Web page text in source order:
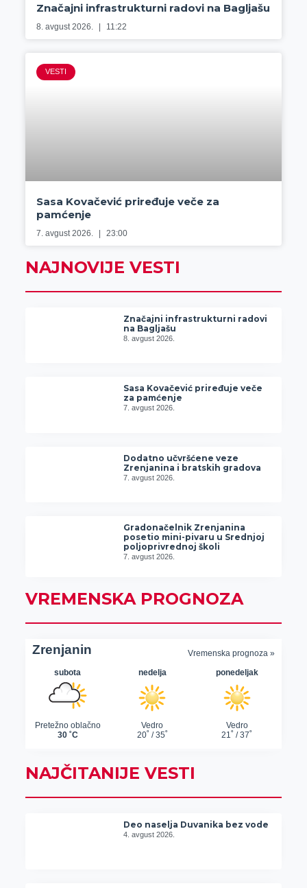
Značajni infrastrukturni radovi na Bagljašu
8. avgust 2026. 11:22
VESTI
Sasa Kovačević priređuje veče za
pamćenje
7. avgust 2026. 23:00
NAJNOVIJE VESTI
Značajni infrastrukturni radovi
na Bagljašu
8. avgust 2026.
Sasa Kovačević priređuje veče
za pamćenje
7. avgust 2026.
Dodatno učvršćene veze
Zrenjanina i bratskih gradova
7. avgust 2026.
Gradonačelnik Zrenjanina
posetio mini-pivaru u Srednjoj
poljoprivrednoj školi
7. avgust 2026.
VREMENSKA PROGNOZA
NAJČITANIJE VESTI
Deo naselja Duvanika bez vode
4. avgust 2026.